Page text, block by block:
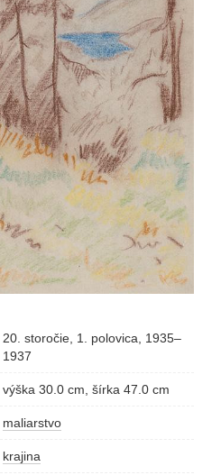
20. storočie, 1. polovica, 1935–
1937
výška 30.0 cm, šírka 47.0 cm
maliarstvo
krajina